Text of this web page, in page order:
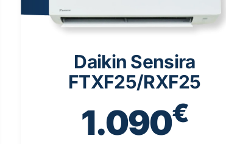
Daikin Sensira
FTXF25/RXF25
1.090€